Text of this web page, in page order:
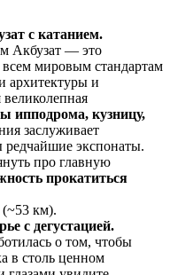
с катанием.
Акбузат — это
мировым стандартам
архитектуры и
ипподрома, кузницу,
заслуживает
редчайшие экспонаты.
про главную
прокатиться
(~53 км).
с дегустацией.
о том, чтобы
в столь ценном